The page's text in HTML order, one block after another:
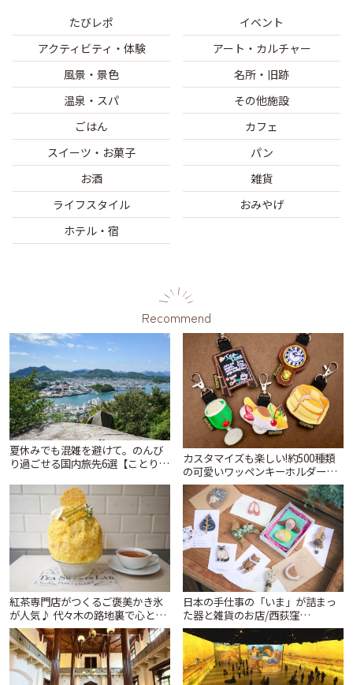
たびレポ
イベント
アクティビティ・体験
アート・カルチャー
風景・景色
名所・旧跡
温泉・スパ
その他施設
ごはん
カフェ
スイーツ・お菓子
パン
お酒
雑貨
ライフスタイル
おみやげ
ホテル・宿
Recommend
夏休みでも混雑を避けて。のんび
り過ごせる国内旅先6選【ことりっ
カスタマイズも楽しい!約500種類
の可愛いワッペンキーホルダーが
ずらり。小平市「Kimamaya
T&K」 | ことりっぷ
紅茶専門店がつくるご褒美かき氷
が人気♪ 代々木の路地裏で心とき
めくひんやり時間「ティー スイー
ツ ラボ コンテナート」 | ことりっ
ぷ
日本の手仕事の「いま」が詰まっ
た器と雑貨のお店/西荻窪
「tsugumi」 | ことりっぷ